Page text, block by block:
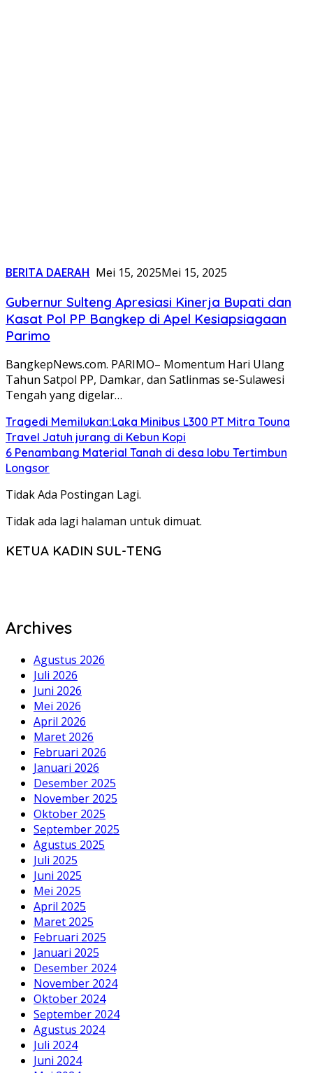
BERITA DAERAH Mei 15, 2025Mei 15, 2025
Gubernur Sulteng Apresiasi Kinerja Bupati dan
Kasat Pol PP Bangkep di Apel Kesiapsiagaan
Parimo
BangkepNews.com. PARIMO– Momentum Hari Ulang
Tahun Satpol PP, Damkar, dan Satlinmas se-Sulawesi
Tengah yang digelar…
Tragedi Memilukan:Laka Minibus L300 PT Mitra Touna
Travel Jatuh jurang di Kebun Kopi
6 Penambang Material Tanah di desa lobu Tertimbun
Longsor
Tidak Ada Postingan Lagi.
Tidak ada lagi halaman untuk dimuat.
KETUA KADIN SUL-TENG
Archives
Agustus 2026
Juli 2026
Juni 2026
Mei 2026
April 2026
Maret 2026
Februari 2026
Januari 2026
Desember 2025
November 2025
Oktober 2025
September 2025
Agustus 2025
Juli 2025
Juni 2025
Mei 2025
April 2025
Maret 2025
Februari 2025
Januari 2025
Desember 2024
November 2024
Oktober 2024
September 2024
Agustus 2024
Juli 2024
Juni 2024